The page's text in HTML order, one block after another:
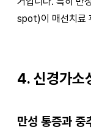
spot)이 매선치료
4. 신경가소
만성 통증과 중